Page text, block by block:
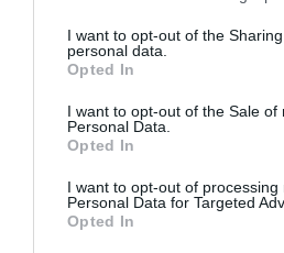
not limited to your visit or usage
grant or deny consent to Google
use your data for below specified
consent section.
I want to opt-out of the
personal data.
Opted In
I want to opt-out of the Sale of
Personal Data.
Opted In
I want to opt-out of processing
Personal Data for Targeted
Opted In
Leer Más